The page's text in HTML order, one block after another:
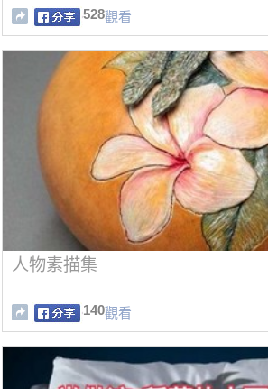
528觀看
人物素描集
140觀看